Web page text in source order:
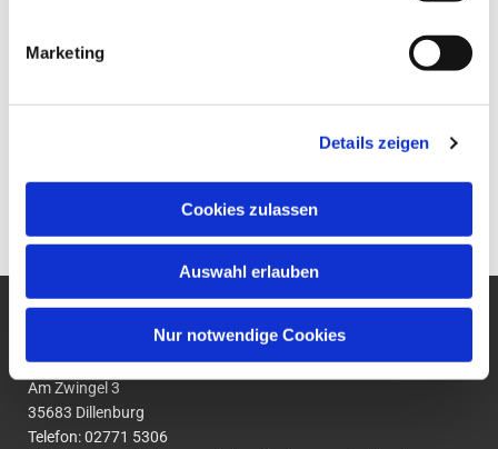
Marketing
Details zeigen
Cookies zulassen
Auswahl erlauben
Nur notwendige Cookies
Ev. Gesamtkirchengemeinde
um den Wilhelmsturm
Am Zwingel 3
35683 Dillenburg
Telefon:02771 5306